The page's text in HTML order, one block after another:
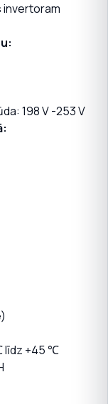
invertoram
198 V -253 V
līdz +45 ℃